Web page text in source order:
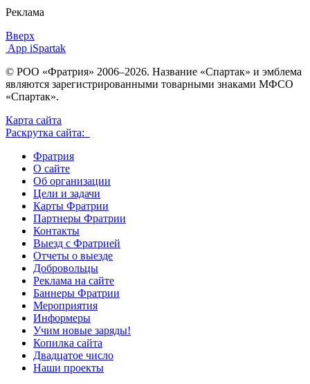
Реклама
Вверх
App iSpartak
© РОО «Фратрия» 2006–2026. Название «Спартак» и эмблема
являются зарегистрированными товарными знаками МФСО
«Спартак».
Карта сайта
Раскрутка сайта:
Фратрия
О сайте
Об организации
Цели и задачи
Карты Фратрии
Партнеры Фратрии
Контакты
Выезд с Фратрией
Отчеты о выезде
Добровольцы
Реклама на сайте
Баннеры Фратрии
Мероприятия
Информеры
Учим новые заряды!
Копилка сайта
Двадцатое число
Наши проекты